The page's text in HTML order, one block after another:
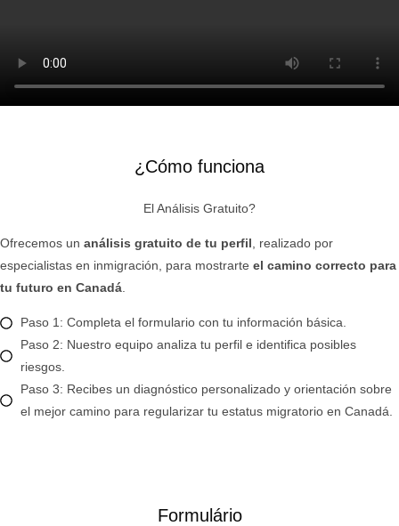
¿Cómo funciona
El Análisis Gratuito?
Ofrecemos un análisis gratuito de tu perfil , realizado por
especialistas en inmigración, para mostrarte el camino correcto para
tu futuro en Canadá
Paso 1: Completa el formulario con tu información básica.
Paso 2: Nuestro equipo analiza tu perfil e identifica posibles
riesgos.
Paso 3: Recibes un diagnóstico personalizado y orientación sobre
el mejor camino para regularizar tu estatus migratorio en Canadá.
Formulário